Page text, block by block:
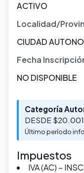
ACTIVO
Localidad/
CIUDAD
Fecha
NO DISPONIBLE
Categoría
DESDE $20.001
Último período
Impuestos
IVA (AC) –